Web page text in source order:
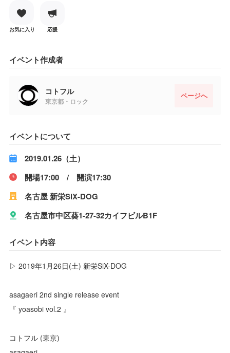
お気に入り 応援
イベント作成者
コトフル
東京都・ロック
ページへ
イベントについて
2019.01.26（土）
開場17:00 / 開演17:30
名古屋 新栄SiX-DOG
名古屋市中区葵1-27-32カイフビルB1F
イベント内容
▷ 2019年1月26日(土) 新栄SiX-DOG
asagaeri 2nd single release event
『 yoasobi vol.2 』
コトフル (東京)